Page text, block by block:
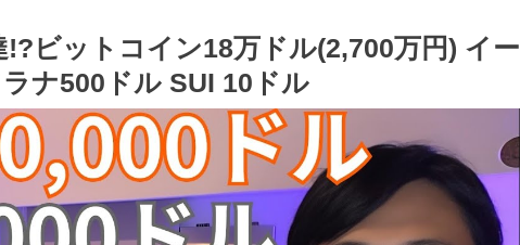
!?ビットコイン18万ドル(2,700万円) イー
ナ500ドル SUI 10ドル